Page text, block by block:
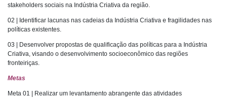
stakeholders sociais na Indústria Criativa da região.
02 | Identificar lacunas nas cadeias da Indústria Criativa e fragilidades nas
políticas existentes.
03 | Desenvolver propostas de qualificação das políticas para a Indústria
Criativa, visando o desenvolvimento socioeconômico das regiões
fronteiriças.
Metas
Meta 01 | Realizar um levantamento abrangente das atividades